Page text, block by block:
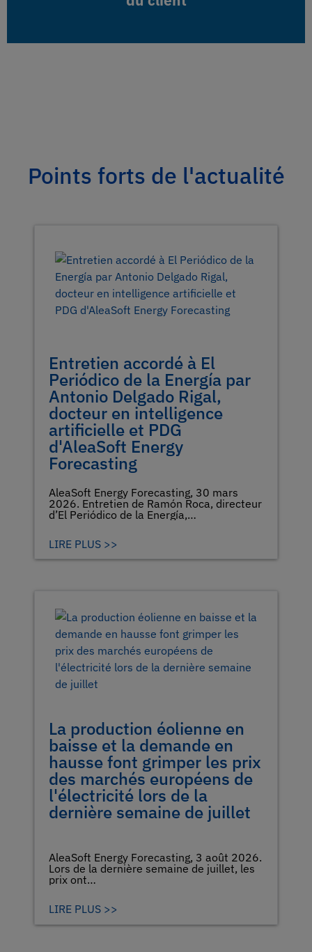
Points forts de l'actualité
Entretien accordé à El
Periódico de la Energía par
Antonio Delgado Rigal,
docteur en intelligence
artificielle et PDG
d'AleaSoft Energy
Forecasting
AleaSoft Energy Forecasting, 30 mars
2026. Entretien de Ramón Roca, directeur
d’El Periódico de la Energía,…
LIRE PLUS >>
La production éolienne en
baisse et la demande en
hausse font grimper les prix
des marchés européens de
l'électricité lors de la
dernière semaine de juillet
AleaSoft Energy Forecasting, 3 août 2026.
Lors de la dernière semaine de juillet, les
prix ont…
LIRE PLUS >>